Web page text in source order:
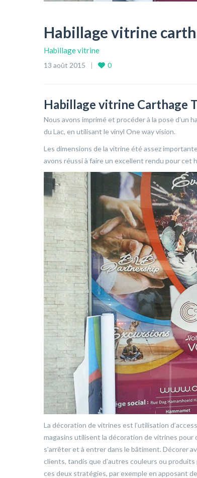
Habillage vitrine
Habillage vitrine
13 août 2015 0
Habillage vitrine Carthage
Nous avons imprimé et procéder à la pose d’un
du Lac, en utilisant le vinyl One way vision.
Les dimensions de la vitrine été assez
avons réussi à faire un excellent rendu pour cet
La décoration de vitrines est l’utilisation
magasins utilisent la décoration de vitrines pour
s’arrêter et à entrer dans le bâtiment. Décorer
clients, tandis que d’autres couleurs ou
ces deux stratégies, par exemple en apposant